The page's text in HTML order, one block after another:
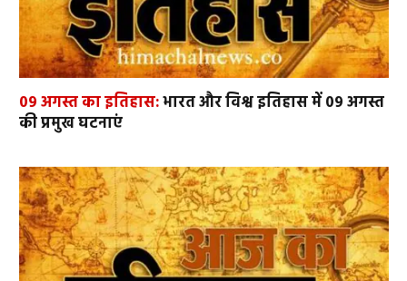
09 अगस्त का इतिहास:भारत और विश्व इतिहास में 09 अगस्त
की प्रमुख घटनाएं